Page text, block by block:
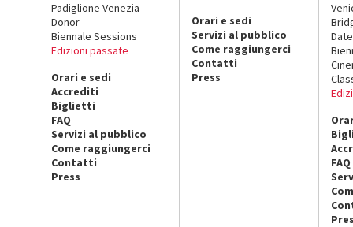
Padiglione Venezia
Donor
Biennale Sessions
Edizioni passate
Orari e sedi
Accrediti
Biglietti
FAQ
Servizi al pubblico
Come raggiungerci
Contatti
Press
Orari e sedi
Servizi al pubblico
Come raggiungerci
Contatti
Press
FAQ